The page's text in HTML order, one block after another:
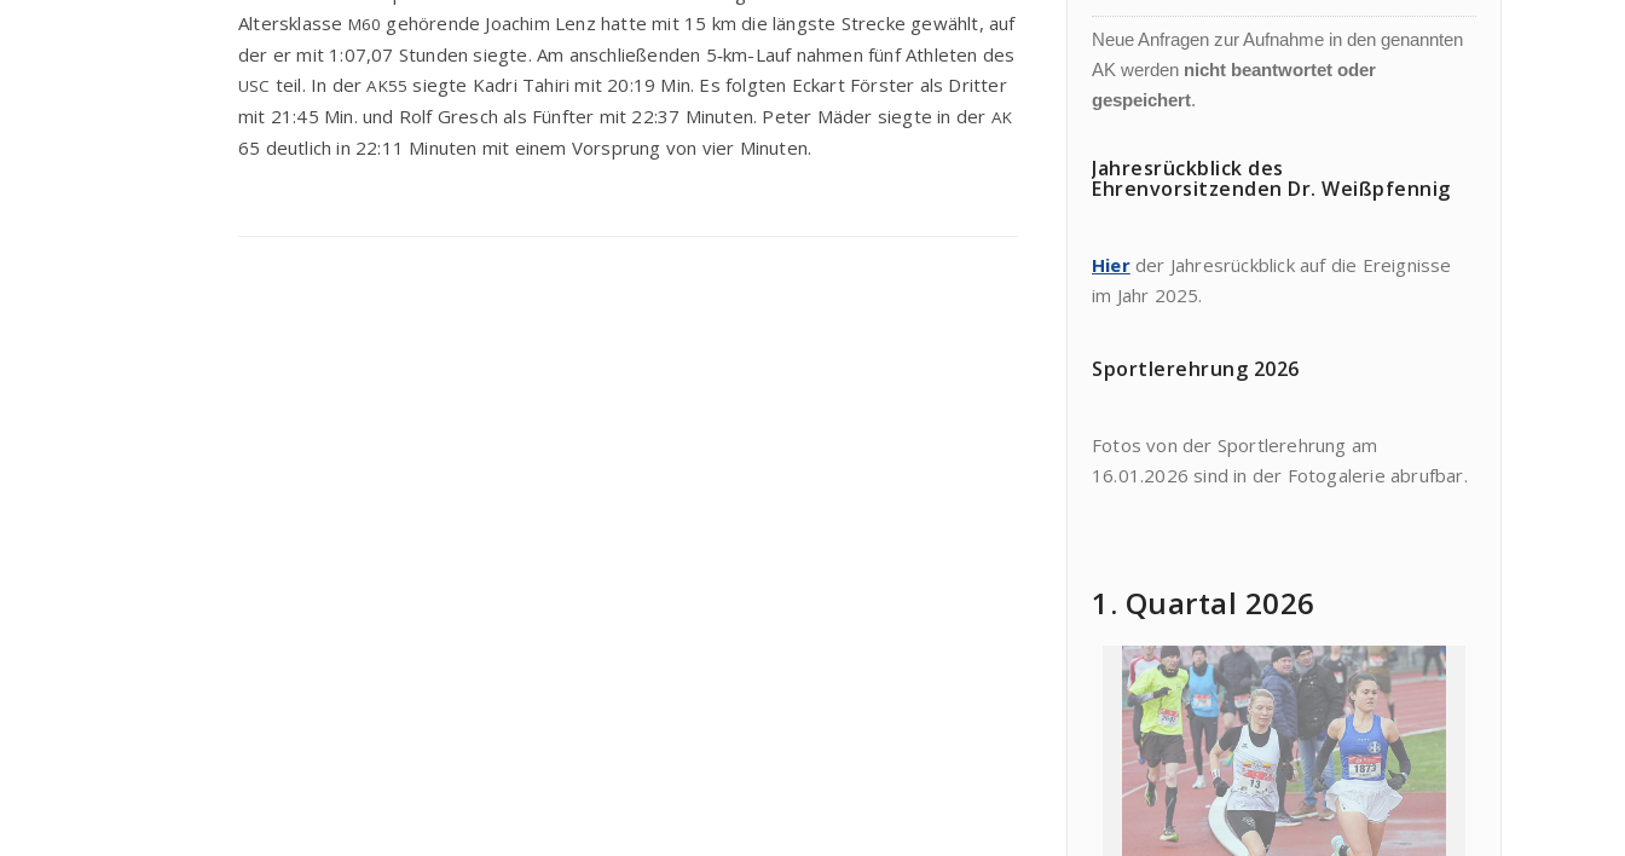
Alters­klas­se M60 gehö­ren­de Joa­chim Lenz hat­te mit 15 km die längs­te Stre­cke gewählt, auf
der er mit 1:07,07 Stun­den sieg­te. Am anschlie­ßen­den 5‑km-Lauf nah­men fünf Ath­le­ten des
USC teil. In derAK55 sieg­te Kadri Tahi­ri mit 20:19 Min. Es folg­ten Eck­art Förs­ter als Drit­ter
mit 21:45 Min. und Rolf Gresch als Fünf­ter mit 22:37 Minu­ten. Peter Mäder sieg­te in der AK
65 deut­lich in 22:11 Minu­ten mit einem Vor­sprung von vier Minuten.
Neue Anfragen zur Aufnahme in den genannten
AK werden nicht beantwortet oder
gespeichert.
Jahresrückblick des
Ehrenvorsitzenden Dr. Weißpfennig
Hierder Jahresrückblick auf die Ereignisse
im Jahr 2025.
Sportlerehrung 2026
Fotos von der Sportlerehrung am
16.01.2026 sind in der Fotogalerie abrufbar.
1. Quartal 2026